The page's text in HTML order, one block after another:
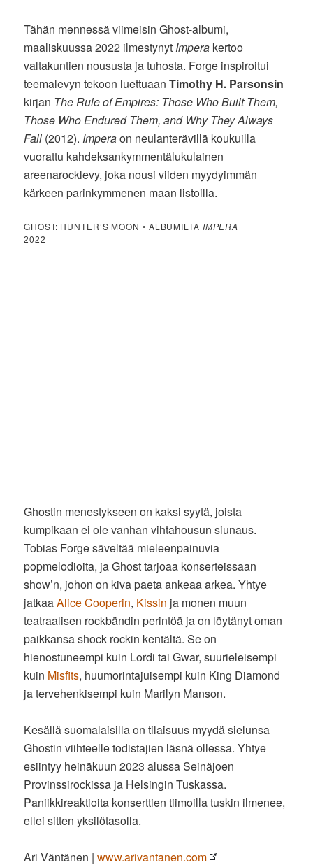
Tähän mennessä viimeisin Ghost-albumi,
maaliskuussa 2022 ilmestynyt Impera kertoo
valtakuntien noususta ja tuhosta. Forge inspiroitui
teemalevyn tekoon luettuaanTimothy H. Parsonsin
kirjan The Rule of Empires: Those Who Built Them,
Those Who Endured Them, and Why They Always
Fall (2012). Imperaon neulanterävillä koukuilla
vuorattu kahdeksankymmentälukulainen
areenarocklevy, joka nousi viiden myydyimmän
kärkeen parinkymmenen maan listoilla.
GHOST: HUNTER’S MOON • ALBUMILTA IMPERA
2022
Ghostin menestykseen on kaksi syytä, joista
kumpikaan ei ole vanhan vihtahousun siunaus.
Tobias Forge säveltää mieleenpainuvia
popmelodioita, ja Ghost tarjoaa konserteissaan
show’n, johon on kiva paeta ankeaa arkea. Yhtye
jatkaaAlice Cooperin, Kissin ja monen muun
teatraalisen rockbändin perintöä ja on löytänyt oman
paikkansa shock rockin kentältä. Se on
hienostuneempi kuin Lordi tai Gwar, suurieleisempi
kuin Misfits, huumorintajuisempi kuin King Diamond
ja tervehenkisempi kuin Marilyn Manson.
Kesällä suomalaisilla on tilaisuus myydä sielunsa
Ghostin viihteelle todistajien läsnä ollessa. Yhtye
esiintyy heinäkuun 2023 alussa Seinäjoen
Provinssirockissa ja Helsingin Tuskassa.
Paniikkireaktioita konserttien tiimoilla tuskin ilmenee,
ellei sitten yksilötasolla.
Ari Väntänen |www.arivantanen.com